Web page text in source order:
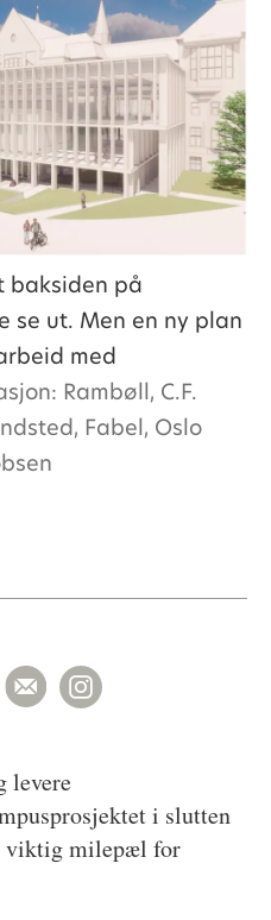
baksiden på
se ut. Men en ny plan
med
Rambøll, C.F.
Fabel, Oslo
levere
i slutten
viktig milepæl for